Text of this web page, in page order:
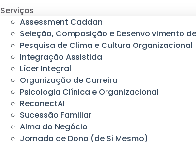
Serviços
Assessment Caddan
Seleção, Composição e Desenvolvimento
Pesquisa de Clima e Cultura Organizacional
Integração Assistida
Líder Integral
Organização de Carreira
Psicologia Clínica e Organizacional
ReconectAI
Sucessão Familiar
Alma do Negócio
Jornada de Dono (de Si Mesmo)